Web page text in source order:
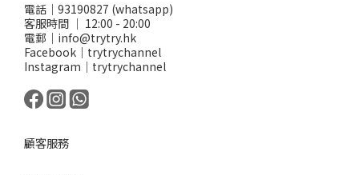
電話｜93190827 (whatsapp)
客服時間 ｜ 12:00 - 20:00
電郵｜info@trytry.hk
Facebook｜trytrychannel
Instagram｜trytrychannel
顧客服務